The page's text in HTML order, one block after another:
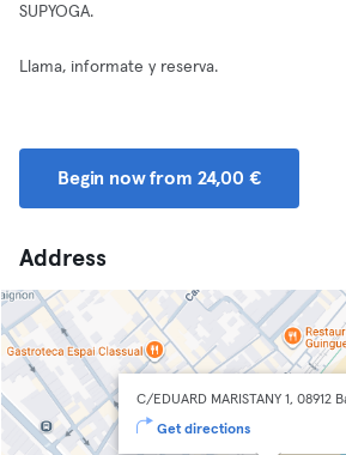
SUPYOGA.
Llama, informate y reserva.
Begin now from 24,00 €
Address
C/EDUARD MARISTANY 1, 08912
Get directions